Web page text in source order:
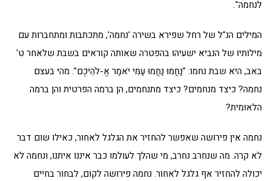
לנחמה".
המילים הנ"ל של רחל שפירא בשירה 'נחמה', מתכתבות ומתחברות עם
מילותיו של הנביא ישעיהו בהפטרה שאותה קוראים בשבת שלאחר ט'
באב, היא שבת נחמו: "נַחֲמוּ נַחֲמוּ עַמִּי יֹאמַר אֱ-לֹהֵיכֶם". מהי בעצם
נחמה? כיצד מנחמים? כיצד מתנחמים, הן ברמה הפרטית והן ברמה
הלאומית?
נחמה אין פירושה שאפשר להחזיר את הגלגל לאחור, כאילו שום דבר
לא קרה. מה שנחרב נחרב, מי שהלך לעולמו כבר איננו איתנו, ונחמה לא
יכולה להחזיר אף גלגל לאחור. נחמה פירושה לקום, לבחור בחיים